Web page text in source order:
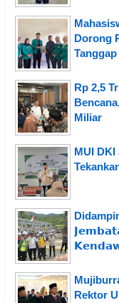
Dorong
Rp 2,5
Miliar
MUI DKI
Rektor